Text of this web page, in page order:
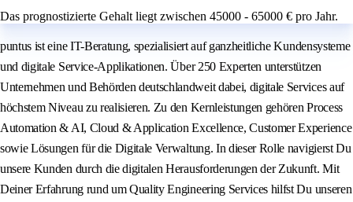
Das prognostizierte Gehalt liegt zwischen 45000 - 65000 € pro Jahr.
puntus ist eine IT-Beratung, spezialisiert auf ganzheitliche Kundensysteme
und digitale Service-Applikationen. Über 250 Experten unterstützen
Unternehmen und Behörden deutschlandweit dabei, digitale Services auf
höchstem Niveau zu realisieren. Zu den Kernleistungen gehören Process
Automation & AI, Cloud & Application Excellence, Customer Experience
sowie Lösungen für die Digitale Verwaltung. In dieser Rolle navigierst Du
unsere Kunden durch die digitalen Herausforderungen der Zukunft. Mit
Deiner Erfahrung rund um Quality Engineering Services hilfst Du unseren